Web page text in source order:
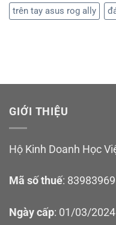
trên tay asus rog ally
GIỚI THIỆU
Hộ Kinh Doanh Học
Mã số thuế:
Ngày cấp: 01/03/2024